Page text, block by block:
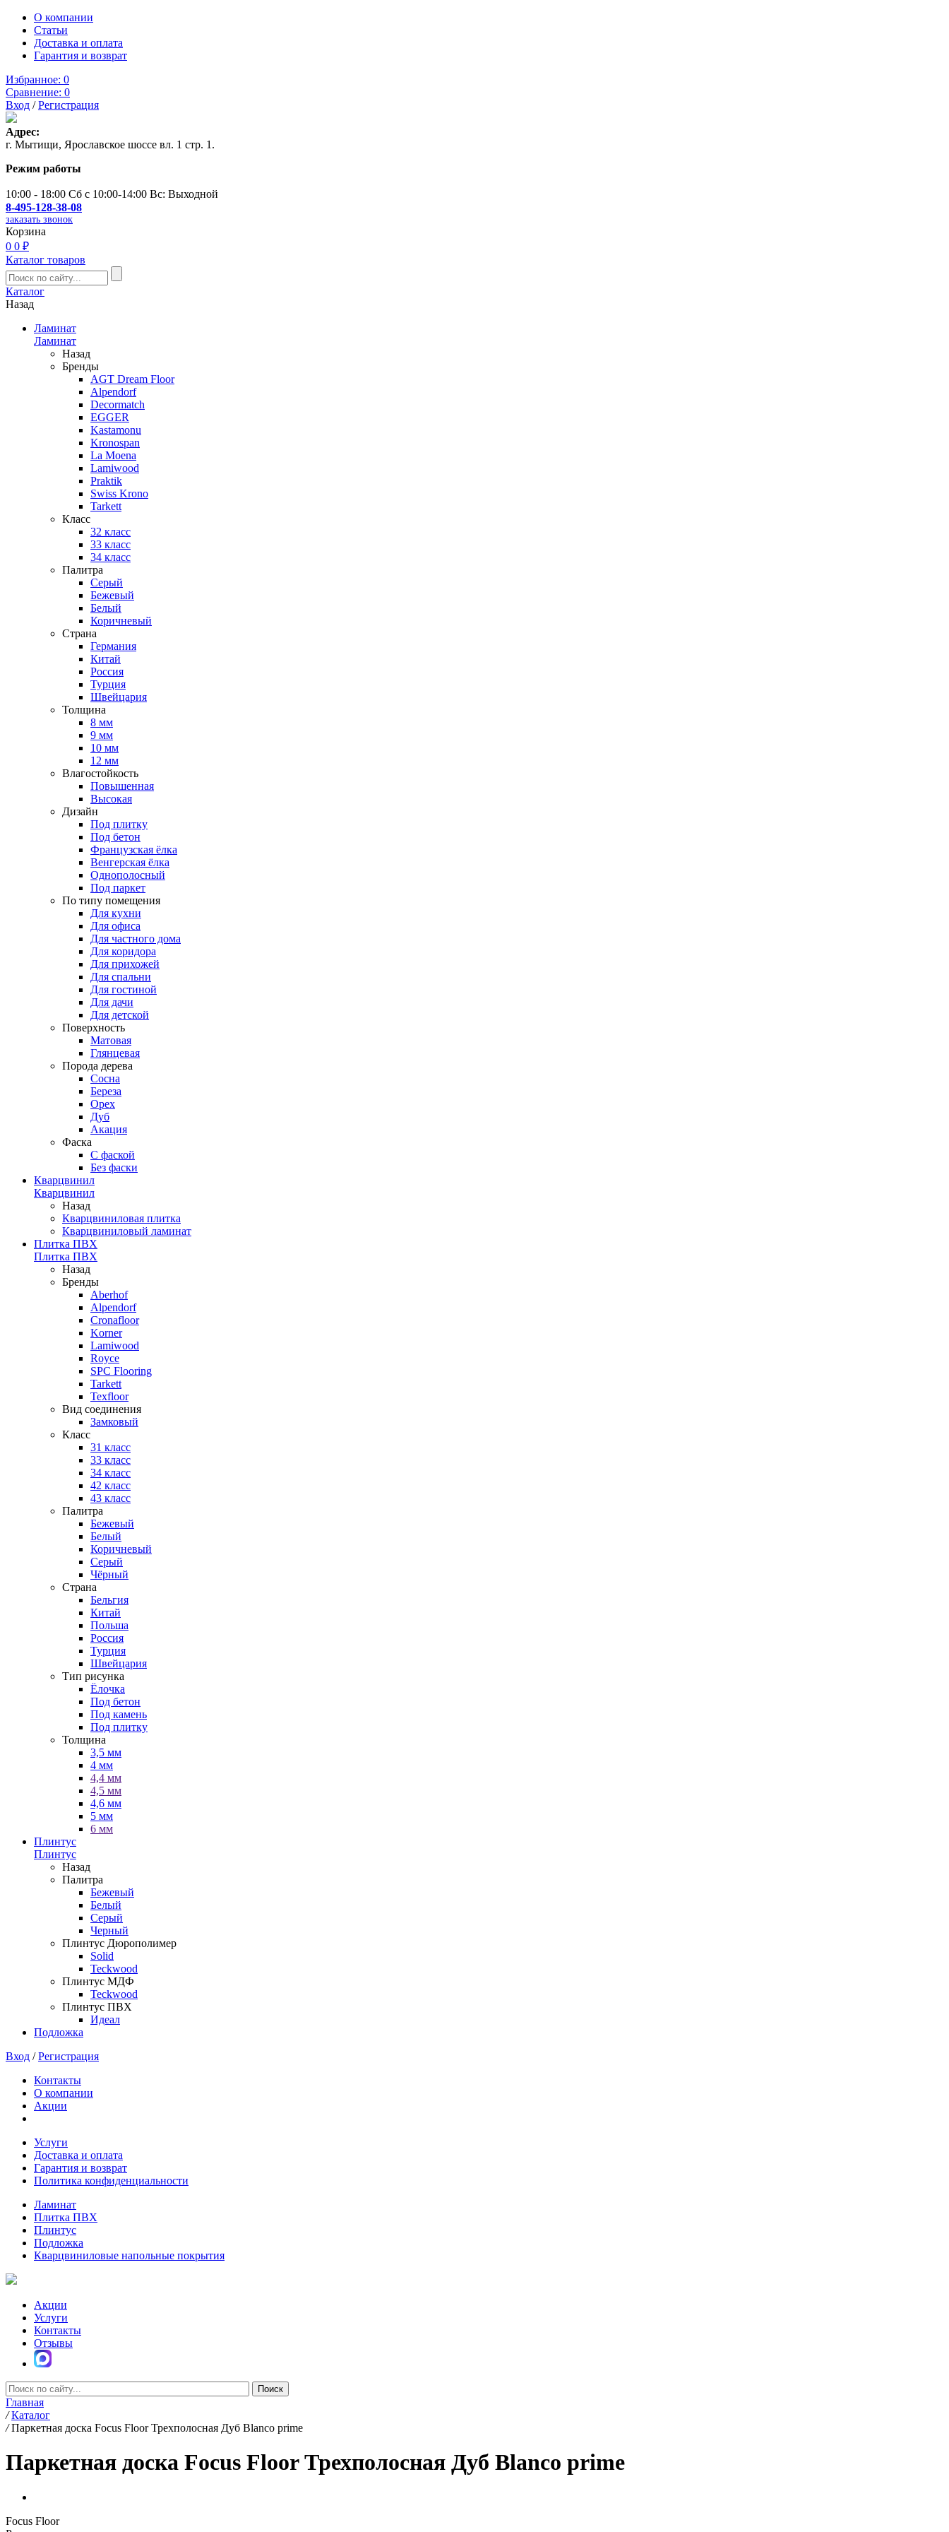
О компании
Статьи
Доставка и оплата
Гарантия и возврат
Избранное: 0
Сравнение: 0
Вход /Регистрация
Адрес:
г. Мытищи, Ярославское шоссе вл. 1 стр. 1.
Режим работы
10:00 - 18:00 Сб с 10:00-14:00 Вс: Выходной
8-495-128-38-08
заказать звонок
Корзина
0 0 ₽
Каталог товаров
Каталог
Назад
Ламинат
Ламинат
Назад
Бренды
AGT Dream Floor
Alpendorf
Decormatch
EGGER
Kastamonu
Kronospan
La Moena
Lamiwood
Praktik
Swiss Krono
Tarkett
Класс
32 класс
33 класс
34 класс
Палитра
Серый
Бежевый
Белый
Коричневый
Страна
Германия
Китай
Россия
Турция
Швейцария
Толщина
8 мм
9 мм
10 мм
12 мм
Влагостойкость
Повышенная
Высокая
Дизайн
Под плитку
Под бетон
Французская ёлка
Венгерская ёлка
Однополосный
Под паркет
По типу помещения
Для кухни
Для офиса
Для частного дома
Для коридора
Для прихожей
Для спальни
Для гостиной
Для дачи
Для детской
Поверхность
Матовая
Глянцевая
Порода дерева
Сосна
Береза
Орех
Дуб
Акация
Фаска
С фаской
Без фаски
Кварцвинил
Кварцвинил
Назад
Кварцвиниловая плитка
Кварцвиниловый ламинат
Плитка ПВХ
Плитка ПВХ
Назад
Бренды
Aberhof
Alpendorf
Cronafloor
Korner
Lamiwood
Royce
SPC Flooring
Tarkett
Texfloor
Вид соединения
Замковый
Класс
31 класс
33 класс
34 класс
42 класс
43 класс
Палитра
Бежевый
Белый
Коричневый
Серый
Чёрный
Страна
Бельгия
Китай
Польша
Россия
Турция
Швейцария
Тип рисунка
Ёлочка
Под бетон
Под камень
Под плитку
Толщина
3,5 мм
4 мм
4,4 мм
4,5 мм
4,6 мм
5 мм
6 мм
Плинтус
Плинтус
Назад
Палитра
Бежевый
Белый
Серый
Черный
Плинтус Дюрополимер
Solid
Teckwood
Плинтус МДФ
Teckwood
Плинтус ПВХ
Идеал
Подложка
Вход /Регистрация
Контакты
О компании
Акции
Услуги
Доставка и оплата
Гарантия и возврат
Политика конфиденциальности
Ламинат
Плитка ПВХ
Плинтус
Подложка
Кварцвиниловые напольные покрытия
Акции
Услуги
Контакты
Отзывы
Главная
/ Каталог
/ Паркетная доска Focus Floor Трехполосная Дуб Blanco prime
Паркетная доска Focus Floor Трехполосная Дуб Blanco prime
Focus Floor